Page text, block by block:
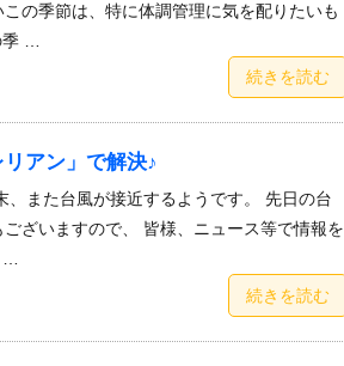
の季節は、特に体調管理に気を配りたいも
…
続きを読む
アン」で解決♪
また台風が接近するようです。 先日の台
ざいますので、 皆様、ニュース等で情報を
…
続きを読む